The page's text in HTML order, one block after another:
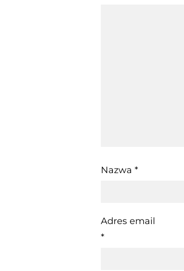
Nazwa *
Adres email
*